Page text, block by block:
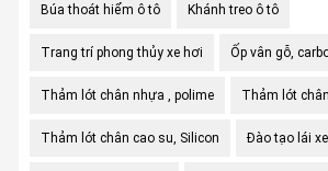
Búa thoát hiểm ô tô Khánh treo ô tô
Trang trí phong thủy xe hơi Ốp vân gỗ,
Thảm lót chân nhựa , polime Thảm lót
Thảm lót chân cao su, Silicon Đào tạo lái